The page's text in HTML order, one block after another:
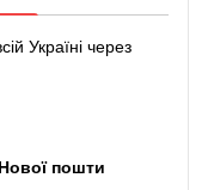
Україні через
пошти